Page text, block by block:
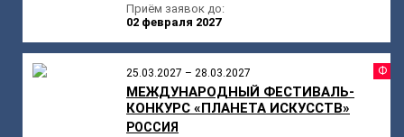
Приём заявок до:
02 февраля 2027
25.03.2027 – 28.03.2027
МЕЖДУНАРОДНЫЙ ФЕСТИВАЛЬ-
КОНКУРС «ПЛАНЕТА ИСКУССТВ»
РОССИЯ